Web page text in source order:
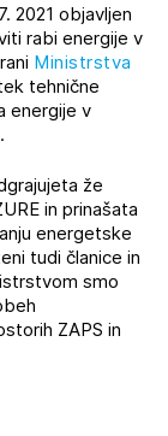
2021 objavljen
rabi energije v
Ministrstva
tehnične
energije v
že
in prinašata
energetske
tudi članice in
smo
ZAPS in